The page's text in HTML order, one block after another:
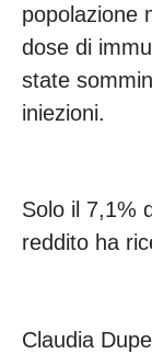
popolazione
dose di
state
iniezioni.
Solo il 7,1%
reddito ha
Claudia